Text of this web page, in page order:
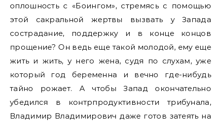
оплошность с «Боингом», стремясь с помощью
этой сакральной жертвы вызвать у Запада
сострадание, поддержку и в конце концов
прощение? Он ведь еще такой молодой, ему еще
жить и жить, у него жена, судя по слухам, уже
который год беременна и вечно где-нибудь
тайно рожает. А чтобы Запад окончательно
убедился в контрпродуктивности трибунала,
Владимир Владимирович даже готов затеять на